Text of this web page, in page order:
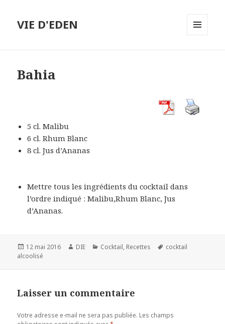
VIE D'EDEN
Bahia
5 cl. Malibu
6 cl. Rhum Blanc
8 cl. Jus d’Ananas
Mettre tous les ingrédients du cocktail dans
l’ordre indiqué : Malibu,Rhum Blanc, Jus
d’Ananas.
Publié
le
12 mai 2016 Auteur
DIE Catégories
Cocktail, Recettes
Mots-
cocktail
alcoolisé
Laisser un commentaire
Votre adresse e-mail ne sera pas publiée. Les champs